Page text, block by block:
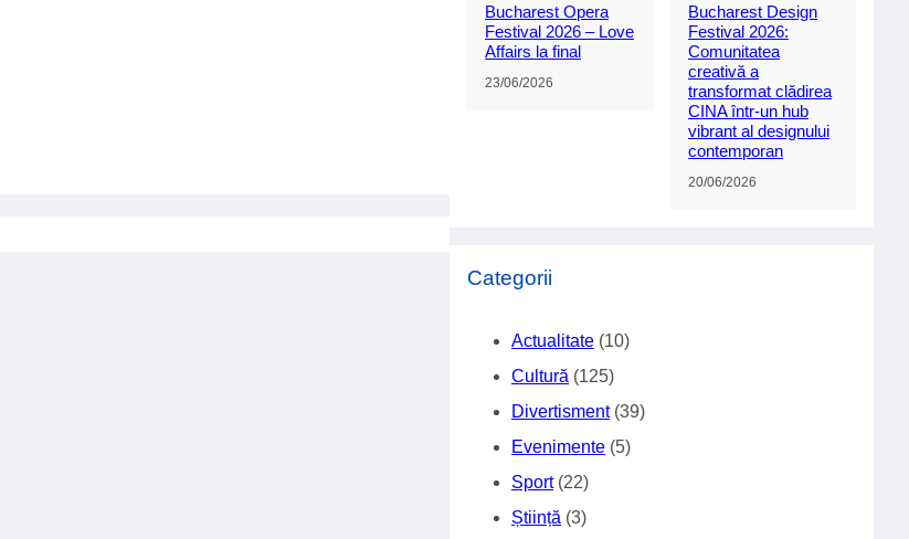
Bucharest Opera
Festival 2026 – Love
Affairs la final
23/06/2026
Bucharest Design
Festival 2026:
Comunitatea
creativă a
transformat clădirea
CINA într-un hub
vibrant al designului
contemporan
20/06/2026
Categorii
Actualitate (10)
Cultură (125)
Divertisment(39)
Evenimente (5)
Sport(22)
Știință (3)